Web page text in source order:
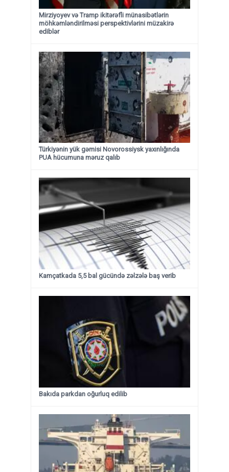
Mirziyoyev və Tramp ikitərəfli münasibətlərin
möhkəmləndirilməsi perspektivlərini müzakirə
ediblər
Türkiyənin yük gəmisi Novorossiysk yaxınlığında
PUA hücumuna məruz qalıb
Kamçatkada 5,5 bal gücündə zəlzələ baş verib
Bakıda parkdan oğurluq edilib